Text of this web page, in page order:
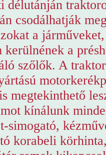
délutánján
csodálhatják
a
kerülnének a
szőlők. A
megtekinthető
kínálunk
simogató,
korabeli